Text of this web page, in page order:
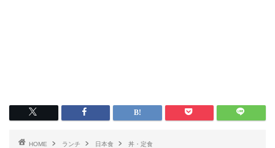
HOME ランチ 日本食
丼・定食